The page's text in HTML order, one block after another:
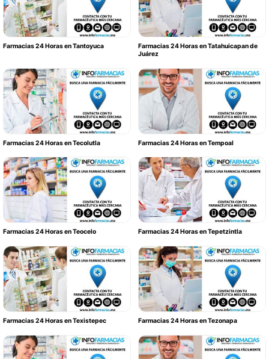
Farmacias 24 Horas en Tantoyuca
Farmacias 24 Horas en Tatahuicapan de
Juárez
Farmacias 24 Horas en Tecolutla Farmacias 24 Horas en Tempoal
Farmacias 24 Horas en Teocelo Farmacias 24 Horas en Tepetzintla
Farmacias 24 Horas en Texistepec Farmacias 24 Horas en Tezonapa